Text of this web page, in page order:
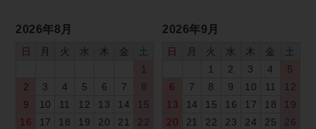
2026年8月
日 月 火 水 木 金
土
1
2
3 4 5 6 7
8
9
10 11 12 13 14
15
16
17 18 19 20 21
22
2026年9月
日 月 火 水 木 金
土
1
2 3 4
5
6
7 8 9 10 11
12
13
14 15 16 17 18
19
20
21 22 23 24 25
26